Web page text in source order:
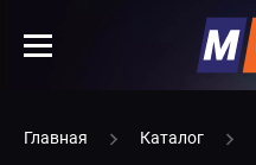
Главная Каталог